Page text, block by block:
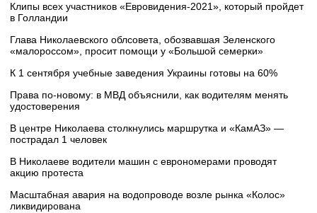
Клипы всех участников «Евровидения-2021», который пройдет
в Голландии
Глава Николаевского облсовета, обозвавшая Зеленского
«малороссом», просит помощи у «Большой семерки»
К 1 сентября учебные заведения Украины готовы на 60%
Права по-новому: в МВД объяснили, как водителям менять
удостоверения
В центре Николаева столкнулись маршрутка и «КамАЗ» —
пострадал 1 человек
В Николаеве водители машин с еврономерами проводят
акцию протеста
Масштабная авария на водопроводе возле рынка «Колос»
ликвидирована